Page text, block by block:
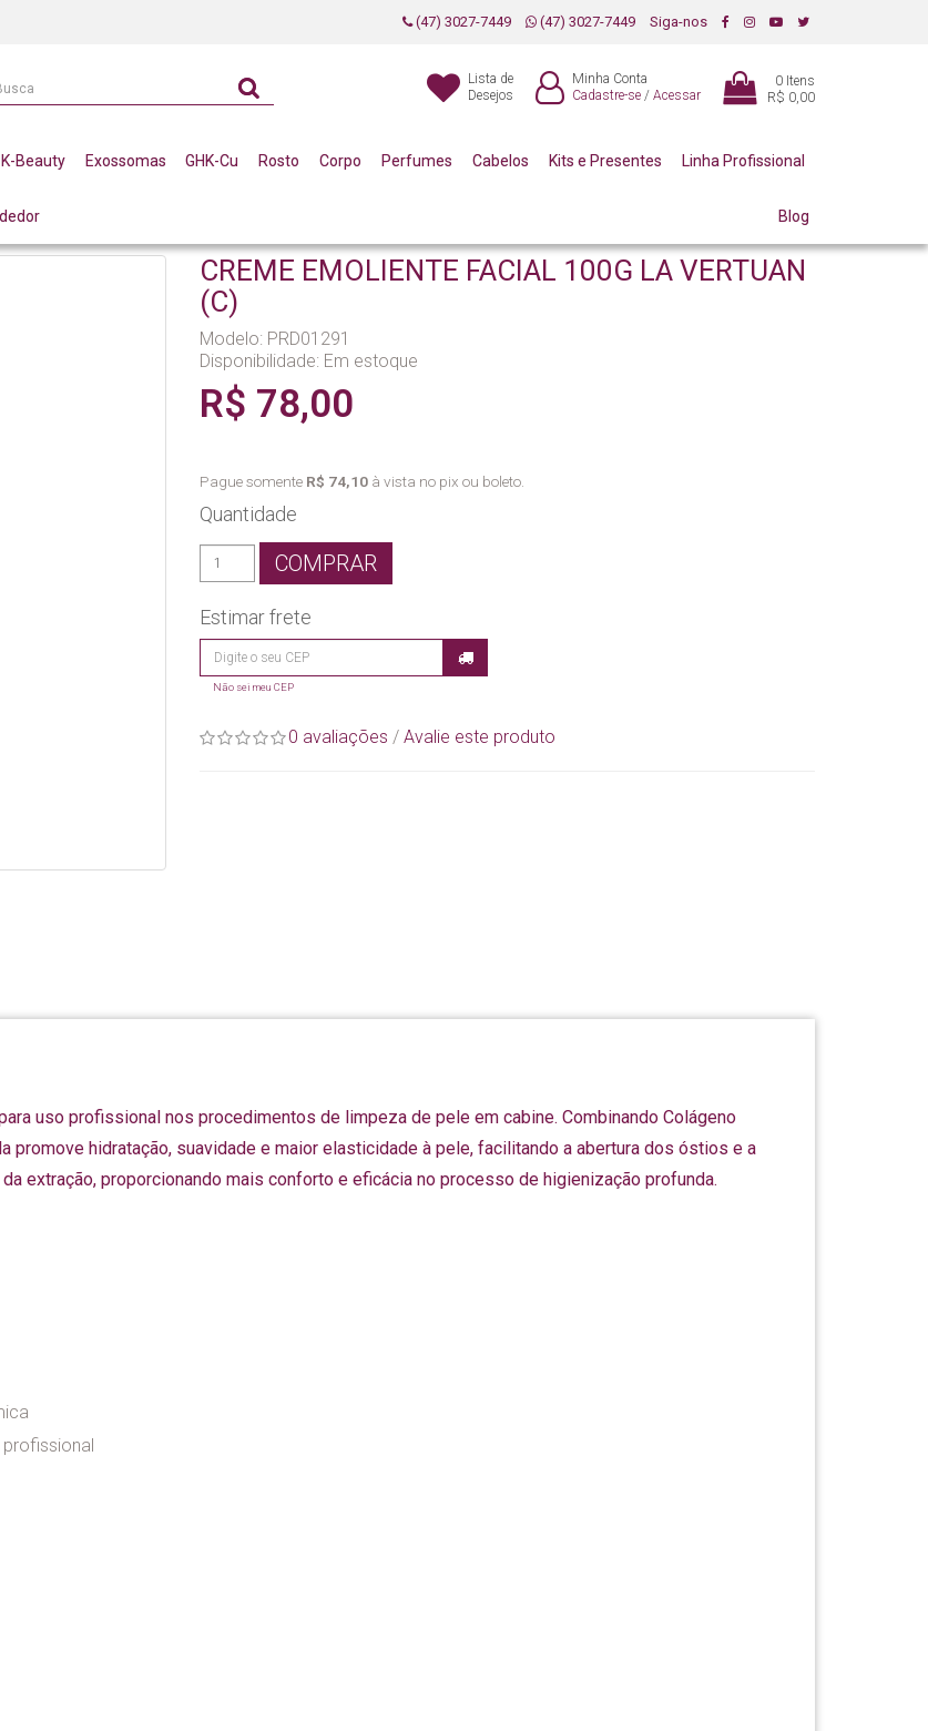
(47) 3027-7449 (47) 3027-7449 Siga-nos
Lista de
Desejos
Minha Conta
Cadastre-se / Acessar
0 Itens
R$ 0,00
K-Beauty Exossomas GHK-Cu Rosto Corpo Perfumes Cabelos Kits e Presentes Linha Profissional
Blog
FACIAL 100G LA VERTUAN (C)
CREME EMOLIENTE FACIAL 100G LA VERTUAN
(C)
Modelo: PRD01291
Disponibilidade: Em estoque
R$ 78,00
Pague somente R$ 74,10 à vista no pix ou boleto.
Quantidade
COMPRAR
Estimar frete
Não sei meu CEP
0 avaliações / Avalie este produto
uso profissional nos procedimentos de limpeza de pele em cabine. Combinando Colágeno
promove hidratação, suavidade e maior elasticidade à pele, facilitando a abertura dos óstios e a
extração, proporcionando mais conforto e eficácia no processo de higienização profunda.